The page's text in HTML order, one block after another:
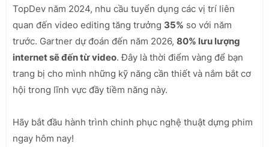
TopDev năm 2024, nhu cầu tuyển dụng các vị trí liên
quan đến video editing tăng trưởng 35% so với năm
trước. Gartner dự đoán đến năm 2026, 80% lưu lượng
internet sẽ đến từ video. Đây là thời điểm vàng để bạn
trang bị cho mình những kỹ năng cần thiết và nắm bắt cơ
hội trong lĩnh vực đầy tiềm năng này.
Hãy bắt đầu hành trình chinh phục nghệ thuật dựng phim
ngay hôm nay!